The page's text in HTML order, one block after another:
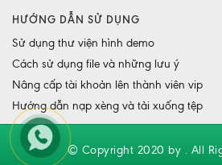
HƯỚNG DẪN SỬ DỤNG
Sử dụng thư viện hình demo
Cách sử dụng file và những lưu ý
Nâng cấp tài khoản lên thành viên vip
Hướng dẫn nạp xèng và tải xuống tệp
© Copyright 2020 by . All